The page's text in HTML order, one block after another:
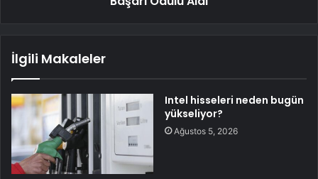
İlgili Makaleler
Intel hisseleri neden bugün
yükseliyor?
Ağustos 5, 2026